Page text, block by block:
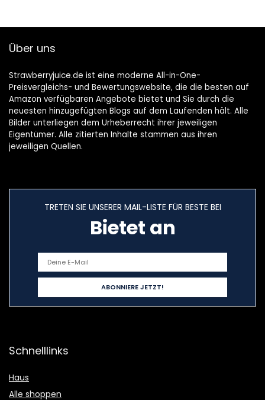
Über uns
Strawberryjuice.de ist eine moderne All-in-One-
Preisvergleichs- und Bewertungswebsite, die die besten auf
Amazon verfügbaren Angebote bietet und Sie durch die
neuesten hinzugefügten Blogs auf dem Laufenden hält. Alle
Bilder unterliegen dem Urheberrecht ihrer jeweiligen
Eigentümer. Alle zitierten Inhalte stammen aus ihren
jeweiligen Quellen.
TRETEN SIE UNSERER MAIL-LISTE FÜR BESTE BEI
Bietet an
Schnelllinks
Haus
Alle shoppen